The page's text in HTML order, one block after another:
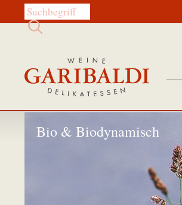
Diese Website durchsuchen:
Bio & Biodynamisch